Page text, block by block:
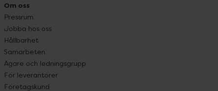
Om oss
Pressrum
Jobba hos oss
Hållbarhet
Samarbeten
Ägare och ledningsgrupp
För leverantörer
Företagskund